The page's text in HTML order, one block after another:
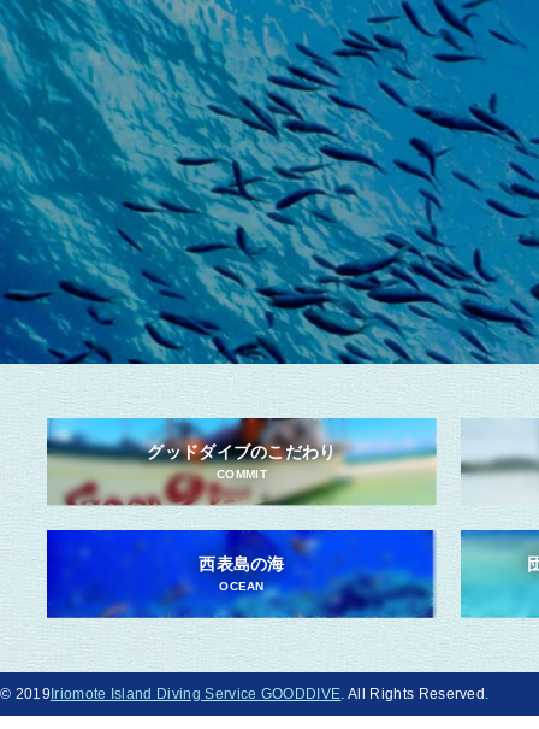
グッドダイブのこだわり
COMMIT
西表島の海
OCEAN
© 2019Iriomote Island Diving Service GOODDIVE . All Rights Reserved.